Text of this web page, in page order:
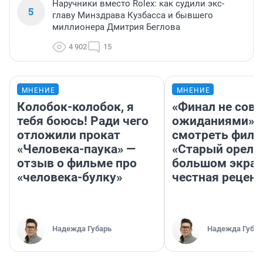
5
Наручники вместо Rolex: как судили экс-
главу Минздрава Кузбасса и бывшего
миллионера Дмитрия Беглова
4 902 15
МНЕНИЕ
Колобок-колобок, я
тебя боюсь! Ради чего
отложили прокат
«Человека-паука» —
отзыв о фильме про
«человека-булку»
Надежда Губарь
МНЕНИЕ
«Финал не
ожиданиями»:
смотреть
«Старый орел»
большом
честная
Надежда